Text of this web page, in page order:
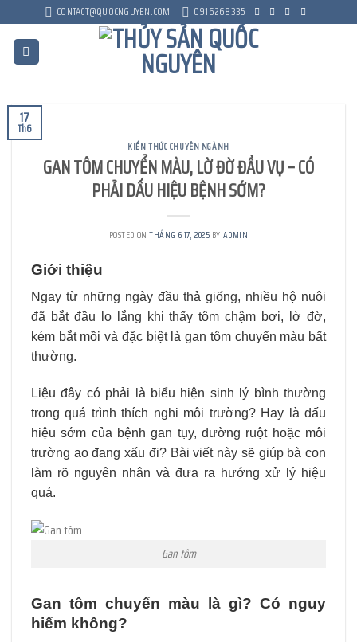
to
content
CONTACT@QUOCNGUYEN.COM 0916268335
17
Th6
KIẾN THỨC CHUYÊN NGÀNH
GAN TÔM CHUYỂN MÀU, LỜ ĐỜ ĐẦU VỤ – CÓ
PHẢI DẤU HIỆU BỆNH SỚM?
POSTED ONTHÁNG 6 17, 2025 BY ADMIN
Giới thiệu
Ngay từ những ngày đầu thả giống, nhiều hộ nuôi
đã bắt đầu lo lắng khi thấy tôm chậm bơi, lờ đờ,
kém bắt mồi và đặc biệt là gan tôm chuyển màu bất
thường.
Liệu đây có phải là biểu hiện sinh lý bình thường
trong quá trình thích nghi môi trường? Hay là dấu
hiệu sớm của bệnh gan tụy, đường ruột hoặc môi
trường ao đang xấu đi? Bài viết này sẽ giúp bà con
làm rõ nguyên nhân và đưa ra hướng xử lý hiệu
quả.
Gan tôm
Gan tôm chuyển màu là gì? Có nguy
hiểm không?